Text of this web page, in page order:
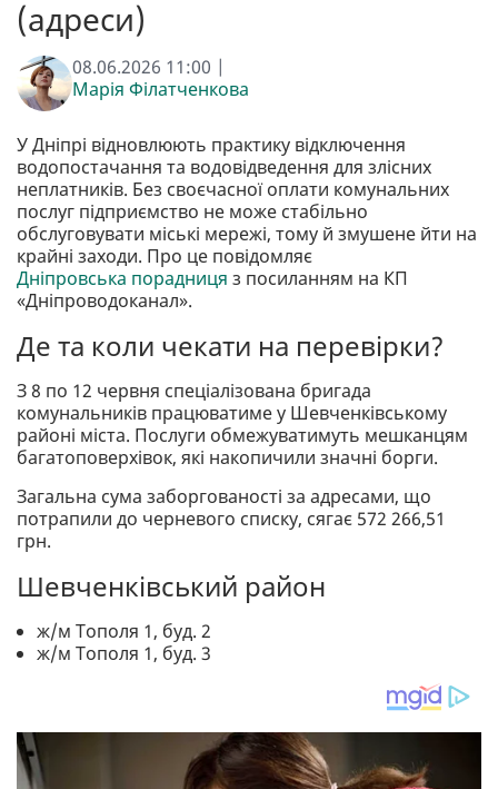
(адреси)
08.06.2026 11:00 |
Марія Філатченкова
У Дніпрі відновлюють практику відключення
водопостачання та водовідведення для злісних
неплатників. Без своєчасної оплати комунальних
послуг підприємство не може стабільно
обслуговувати міські мережі, тому й змушене йти на
крайні заходи. Про це повідомляє
Дніпровська порадниця з посиланням на КП
«Дніпроводоканал».
Де та коли чекати на перевірки?
З 8 по 12 червня спеціалізована бригада
комунальників працюватиме у Шевченківському
районі міста. Послуги обмежуватимуть мешканцям
багатоповерхівок, які накопичили значні борги.
Загальна сума заборгованості за адресами, що
потрапили до черневого списку, сягає 572 266,51
грн.
Шевченківський район
ж/м Тополя 1, буд. 2
ж/м Тополя 1, буд. 3